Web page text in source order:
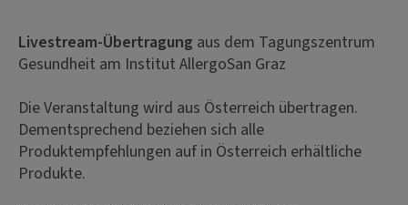
Livestream-Übertragung aus dem Tagungszentrum
Gesundheit am Institut AllergoSan Graz
Die Veranstaltung wird aus Österreich übertragen.
Dementsprechend beziehen sich alle
Produktempfehlungen auf in Österreich erhältliche
Produkte.